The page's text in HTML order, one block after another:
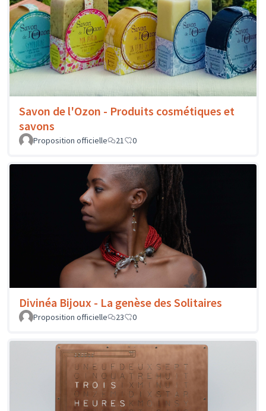
Savon de l'Ozon - Produits cosmétiques et
savons
Proposition officielle 21 0
Divinéa Bijoux - La genèse des Solitaires
Proposition officielle 23 0